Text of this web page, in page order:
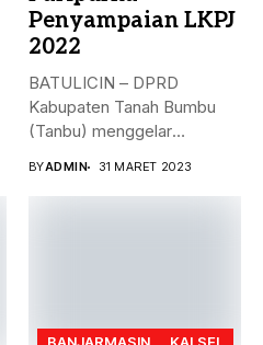
Penyampaian LKPJ
2022
BATULICIN – DPRD
Kabupaten Tanah Bumbu
(Tanbu) menggelar
BYADMIN 31 MARET 2023
BANJARMASIN KALSEL